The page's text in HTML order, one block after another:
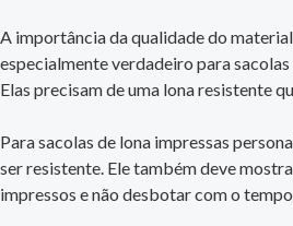
A importância da qualidade do
especialmente verdadeiro para
Elas precisam de uma lona resistente
Para sacolas de lona impressas
ser resistente. Ele também deve
impressos e não desbotar com o